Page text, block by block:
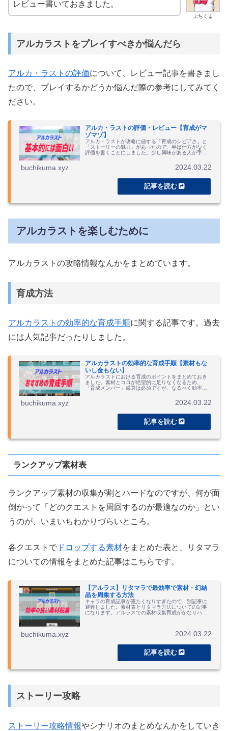
ぶちくま
レビュー書いておきました。
アルカラストをプレイすべきか悩んだら
アルカ・ラストの評価について、レビュー記事を書きまし
たので、プレイするかどうか悩んだ際の参考にしてみてく
ださい。
アルカ・ラストの評価・レビュー【育成がマ
ゾマゾ】
アルカ・ラストが攻略に値する「育成のシビアさ」と
「ストーリーの魅力」があったので、半ば仕方がなく
評価を書くことにしました。少し興味がある人が手を
buchikuma.xyz 2024.03.22
アルカラストを楽しむために
アルカラストの攻略情報なんかをまとめています。
育成方法
アルカラストの効率的な育成手順に関する記事です。過去
には人気記事だったりしました。
アルカラストの効率的な育成手順【素材もな
いし金もない】
アルカラストにおける育成のポイントをまとめておき
ました。素材とコロが絶望的に足りなくなるため、
「育成メンバー」厳選は必須ですが、なるべく効率よ
buchikuma.xyz 2024.03.22
ランクアップ素材表
ランクアップ素材の収集が割とハードなのですが、何が面
倒かって「どのクエストを周回するのが最適なのか」とい
うのが、いまいちわかりづらいところ。
各クエストで ドロップする素材をまとめた表と、リタマラ
についての情報をまとめた記事はこちらです。
【アルラス】リタマラで最効率で素材・幻結
晶を周集する方法
キャラの育成記事が重たくなりすぎたので、別記事に
避難しました。素材表とリタマラ方法についての記事
になります。アルラスでの素材収集育成がかなりハー
buchikuma.xyz 2024.03.22
ストーリー攻略
ストーリー攻略情報やシナリオのまとめなんかをしていき